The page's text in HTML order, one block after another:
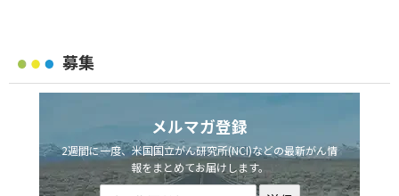
募集
メルマガ登録
2週間に一度、米国国立がん研究所(NCI)などの最新がん情
報をまとめてお届けします。